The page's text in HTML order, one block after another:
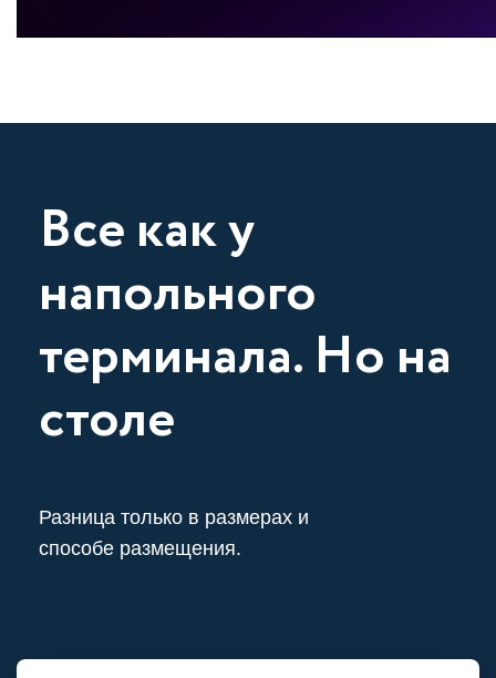
Все как у
напольного
терминала. Но на
столе
Разница только в размерах и
способе размещения.